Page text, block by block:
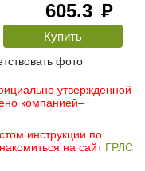
605.3 руб
фото
утвержденной
компанией–
инструкции по
на сайт ГРЛС